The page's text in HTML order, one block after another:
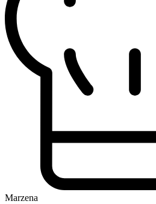
Marzena